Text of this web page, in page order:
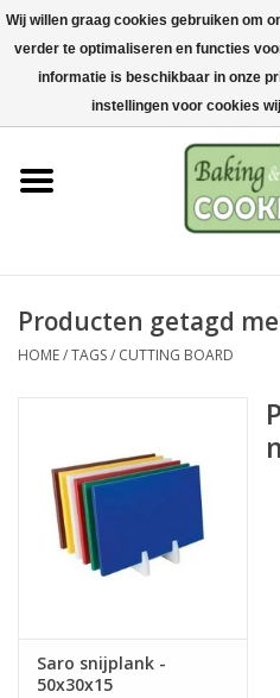
Home
Bak-& kookgerei
Machines & onderdelen
Chocolade & ijsbereiding
Hygiëne & opslag
Acties
Producten getagd
HOME/TAGS/ CUTTING BOARD
Saro snijplank -
50x30x15
Wij willen graag cookies gebruiken om
verder te optimaliseren en functies
informatie is beschikbaar in onze
instellingen voor cookies